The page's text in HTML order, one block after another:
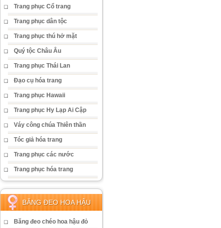
Trang phục Cổ trang
Trang phục dân tộc
Trang phục thú hở mặt
Quý tộc Châu Âu
Trang phục Thái Lan
Đạo cụ hóa trang
Trang phục Hawaii
Trang phục Hy Lạp Ai Cập
Váy công chúa Thiên thần
Tóc giả hóa trang
Trang phục các nước
Trang phục hóa trang
BĂNG ĐEO HOA HẬU
Băng đeo chéo hoa hậu đỏ